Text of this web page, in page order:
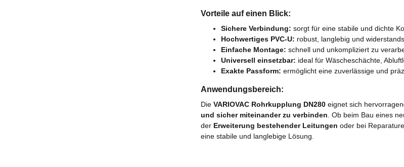
Vorteile auf einen Blick:
Sichere Verbindung: sorgt für eine stabile und dichte
Hochwertiges PVC-U: robust, langlebig und
Einfache Montage: schnell und unkompliziert zu
Universell einsetzbar: ideal für Wäscheschächte,
Exakte Passform: ermöglicht eine zuverlässige und
Anwendungsbereich:
Die VARIOVAC Rohrkupplung DN280 eignet sich
und sicher miteinander zu verbinden. Ob beim Bau eines
der Erweiterung bestehender Leitungen oder bei
eine stabile und langlebige Lösung.